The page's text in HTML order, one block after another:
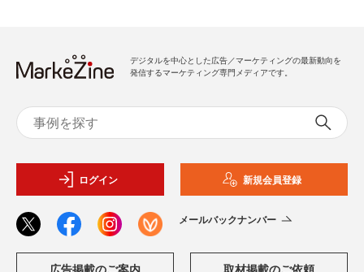
デジタルを中心とした広告／マーケティングの最新動向を
発信するマーケティング専門メディアです。
ログイン 新規会員登録
メールバックナンバー
広告掲載のご案内 取材掲載のご依頼